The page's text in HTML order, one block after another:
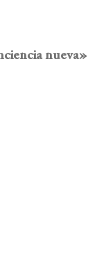
nueva»